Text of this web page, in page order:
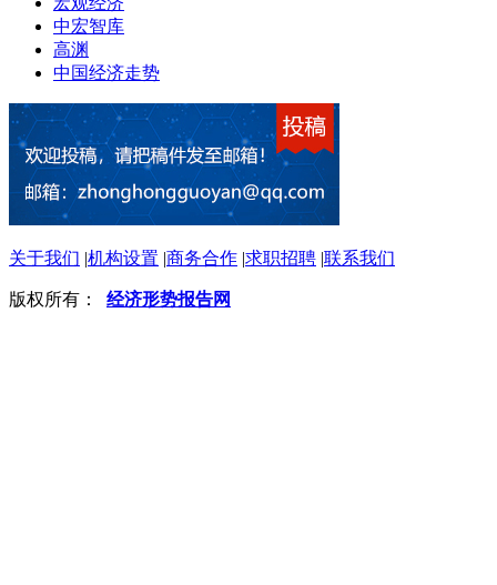
中宏智库
高渊
中国经济走势
关于我们 |机构设置 |商务合作 |求职招聘 |联系我们
版权所有： 经济形势报告网